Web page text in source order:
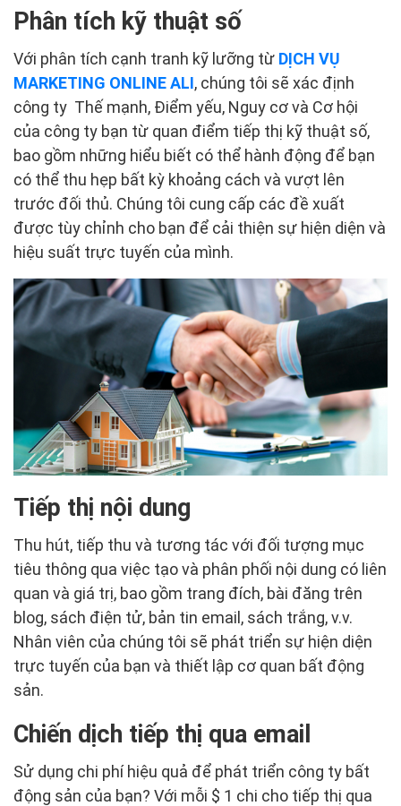
Phân tích kỹ thuật số
Với phân tích cạnh tranh kỹ lưỡng từ DỊCH VỤ
MARKETING ONLINEALI, chúng tôi sẽ xác định
công ty Thế mạnh, Điểm yếu, Nguy cơ và Cơ hội
của công ty bạn từ quan điểm tiếp thị kỹ thuật số,
bao gồm những hiểu biết có thể hành động để bạn
có thể thu hẹp bất kỳ khoảng cách và vượt lên
trước đối thủ. Chúng tôi cung cấp các đề xuất
được tùy chỉnh cho bạn để cải thiện sự hiện diện và
hiệu suất trực tuyến của mình.
Tiếp thị nội dung
Thu hút, tiếp thu và tương tác với đối tượng mục
tiêu thông qua việc tạo và phân phối nội dung có liên
quan và giá trị, bao gồm trang đích, bài đăng trên
blog, sách điện tử, bản tin email, sách trắng, v.v.
Nhân viên của chúng tôi sẽ phát triển sự hiện diện
trực tuyến của bạn và thiết lập cơ quan bất động
sản.
Chiến dịch tiếp thị qua email
Sử dụng chi phí hiệu quả để phát triển công ty bất
động sản của bạn? Với mỗi $ 1 chi cho tiếp thị qua